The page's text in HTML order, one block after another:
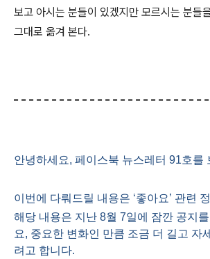
보고 아시는 분들이 있겠지만 모르시는 분들
그대로 옮겨 본다.
안녕하세요, 페이스북 뉴스레터 91호를
이번에 다뤄드릴 내용은 ‘좋아요’ 관련
해당 내용은 지난 8월 7일에 잠깐 공지
요, 중요한 변화인 만큼 조금 더 길고 자
려고 합니다.